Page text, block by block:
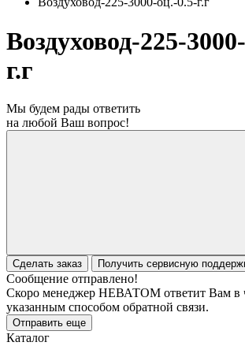
Воздуховод-225-
г.г
Мы будем рады ответить
на любой Ваш вопрос!
Сделать заказ
Получить сервисную
Сообщение отправлено!
Скоро менеджер НЕВАТОМ ответит Вам в
указанным способом обратной связи.
Отправить еще
Каталог